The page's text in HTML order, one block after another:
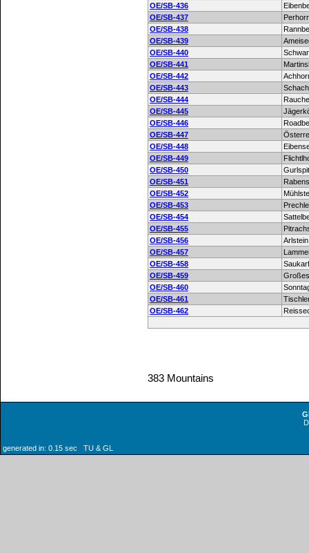
OE/SB-436
OE/SB-437
OE/SB-438
OE/SB-439
OE/SB-440
OE/SB-441
OE/SB-442
OE/SB-443
OE/SB-444
OE/SB-445
OE/SB-446
OE/SB-447
OE/SB-448
OE/SB-449
OE/SB-450
OE/SB-451
OE/SB-452
OE/SB-453
OE/SB-454
OE/SB-455
OE/SB-456
Arlstein
OE/SB-457
OE/SB-458
OE/SB-459
OE/SB-460
OE/SB-461
OE/SB-462
383 Mountains
generated in: 0.15 sec TU & GL